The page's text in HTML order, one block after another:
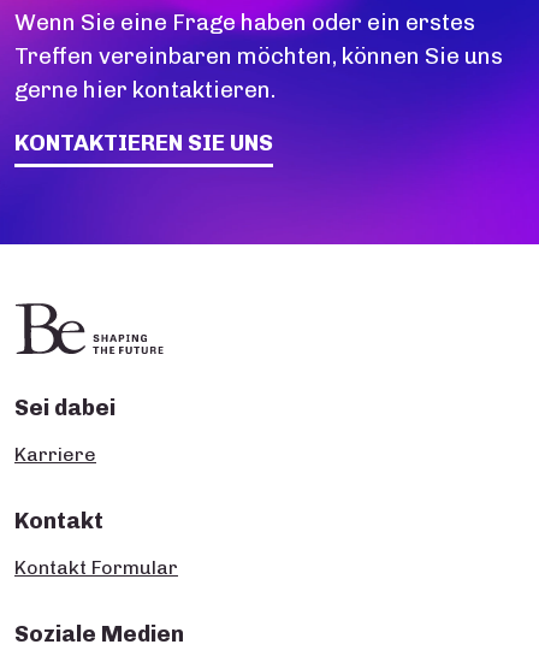
Wenn Sie eine Frage haben oder ein erstes
Treffen vereinbaren möchten, können Sie uns
gerne hier kontaktieren.
KONTAKTIEREN SIE UNS
Sei dabei
Karriere
Kontakt
Kontakt Formular
Soziale Medien